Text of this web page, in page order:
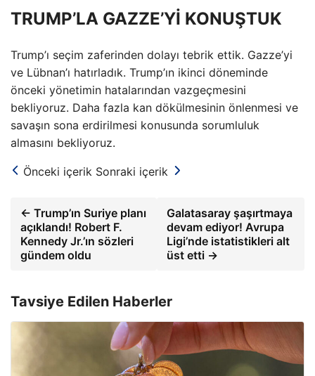
TRUMP’LA GAZZE’Yİ KONUŞTUK
Trump’ı seçim zaferinden dolayı tebrik ettik. Gazze’yi
ve Lübnan’ı hatırladık. Trump’ın ikinci döneminde
önceki yönetimin hatalarından vazgeçmesini
bekliyoruz. Daha fazla kan dökülmesinin önlenmesi ve
savaşın sona erdirilmesi konusunda sorumluluk
almasını bekliyoruz.
Önceki içerik Sonraki içerik
← Trump’ın Suriye planı
açıklandı! Robert F.
Kennedy Jr.’ın sözleri
gündem oldu
Galatasaray şaşırtmaya
devam ediyor! Avrupa
Ligi’nde istatistikleri alt
üst etti →
Tavsiye Edilen Haberler